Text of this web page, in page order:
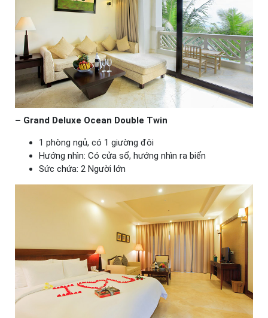
– Grand Deluxe Ocean Double Twin
1 phòng ngủ, có 1 giường đôi
Hướng nhìn: Có cửa sổ, hướng nhìn ra biển
Sức chứa: 2 Người lớn